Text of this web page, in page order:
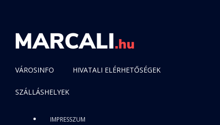
VÁROSINFO HIVATALI ELÉRHETŐSÉGEK
SZÁLLÁSHELYEK
IMPRESSZUM